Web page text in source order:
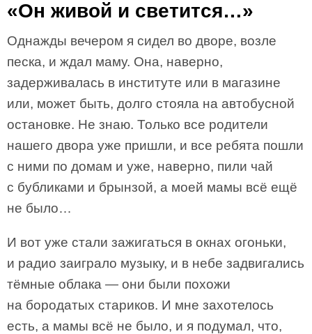
«Он живой и светится…»
Однажды вечером я сидел во дворе, возле
песка, и ждал маму. Она, наверно,
задерживалась в институте или в магазине
или, может быть, долго стояла на автобусной
остановке. Не знаю. Только все родители
нашего двора уже пришли, и все ребята пошли
с ними по домам и уже, наверно, пили чай
с бубликами и брынзой, а моей мамы всё ещё
не было…
И вот уже стали зажигаться в окнах огоньки,
и радио заиграло музыку, и в небе задвигались
тёмные облака — они были похожи
на бородатых стариков. И мне захотелось
есть, а мамы всё не было, и я подумал, что,